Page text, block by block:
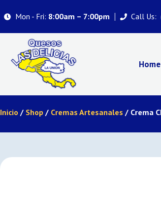
Mon - Fri: 8:00am – 7:00pm Call Us:
Home
Inicio / Shop / Cremas Artesanales / Crema